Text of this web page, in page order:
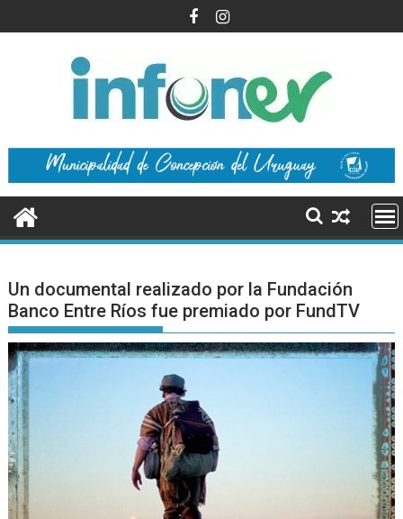
al
Un documental realizado por la Fundación
Banco Entre Ríos fue premiado por FundTV